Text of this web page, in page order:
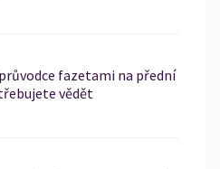
fazetami na přední
vědět